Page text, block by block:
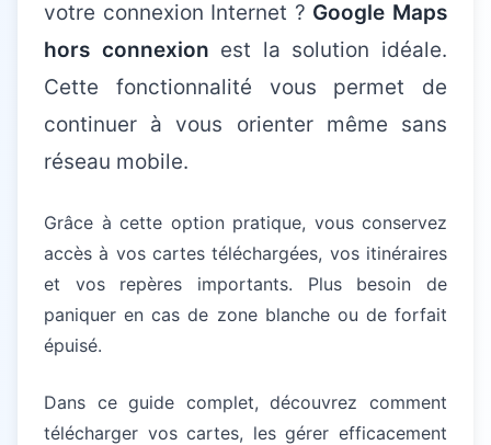
votre connexion Internet ? Google Maps
hors connexion est la solution idéale.
Cette fonctionnalité vous permet de
continuer à vous orienter même sans
réseau mobile.
Grâce à cette option pratique, vous conservez
accès à vos cartes téléchargées, vos itinéraires
et vos repères importants. Plus besoin de
paniquer en cas de zone blanche ou de forfait
épuisé.
Dans ce guide complet, découvrez comment
télécharger vos cartes, les gérer efficacement